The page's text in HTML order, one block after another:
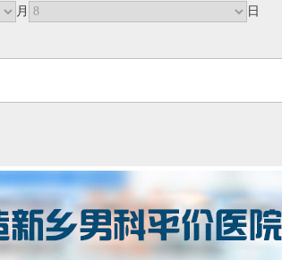
月 日